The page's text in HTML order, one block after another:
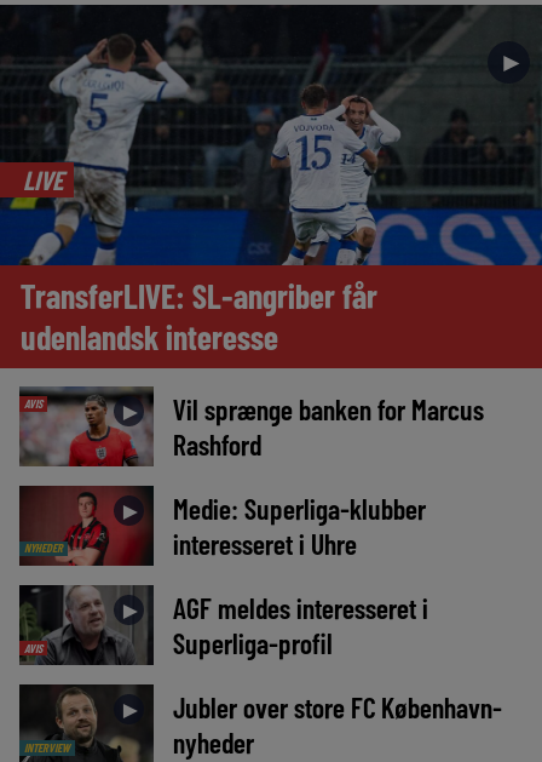
►
LIVE
TransferLIVE: SL-angriber får
udenlandsk interesse
AVIS ►
Vil sprænge banken for Marcus
Rashford
NYHEDER
►
Medie: Superliga-klubber
interesseret i Uhre
AVIS
►
AGF meldes interesseret i
Superliga-profil
INTERVIEW
►
Jubler over store FC København-
nyheder